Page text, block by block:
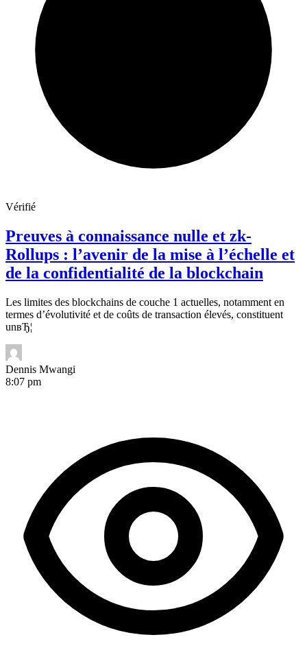
Vérifié
Preuves à connaissance nulle et zk-
Rollups : l’avenir de la mise à l’échelle et
de la confidentialité de la blockchain
Les limites des blockchains de couche 1 actuelles, notamment en
termes d’évolutivité et de coûts de transaction élevés, constituent
unвЂ¦
Dennis Mwangi
8:07 pm